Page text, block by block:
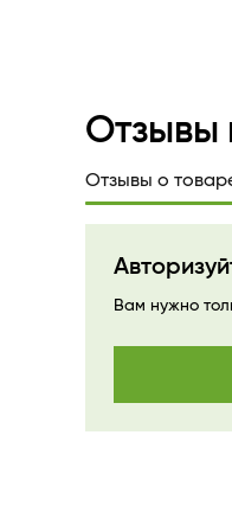
Отзывы
Отзывы о
Вам нужно